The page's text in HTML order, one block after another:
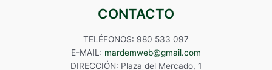
CONTACTO
TELÉFONOS: 980 533 097
E-MAIL: mardemweb@gmail.com
DIRECCIÓN: Plaza del Mercado, 1